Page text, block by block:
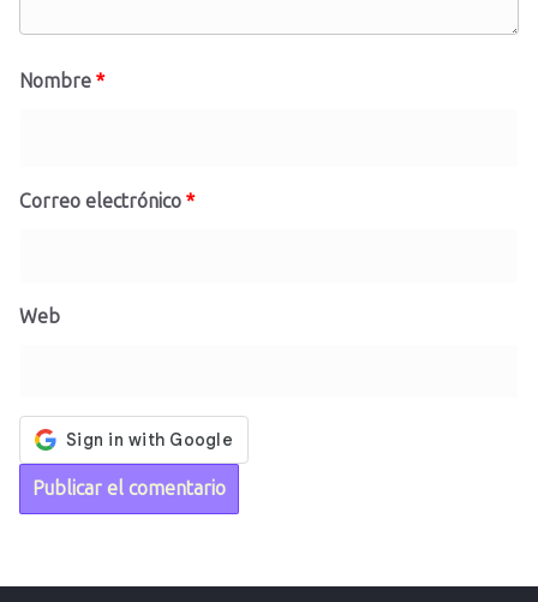
Nombre *
Correo electrónico *
Web